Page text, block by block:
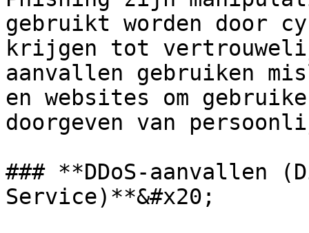
gebruikt worden door
krijgen tot
aanvallen gebruiken
en websites om
doorgeven van
### **DDoS-aanvallen
Service)**&#x20;